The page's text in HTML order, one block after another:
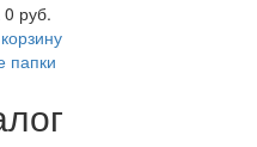
0 руб.
папки